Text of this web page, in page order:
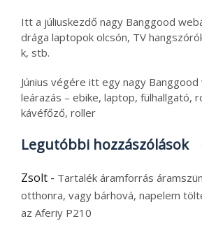
Itt a júliuskezdő nagy Banggood
drága laptopok olcsón, TV
k, stb.
Június végére itt egy nagy Banggood
leárazás – ebike, laptop, fülhallgató,
kávéfőző, roller
Legutóbbi hozzászólások
Zsolt - Tartalék áramforrás
otthonra, vagy bárhová, napelem
az Aferiy P210